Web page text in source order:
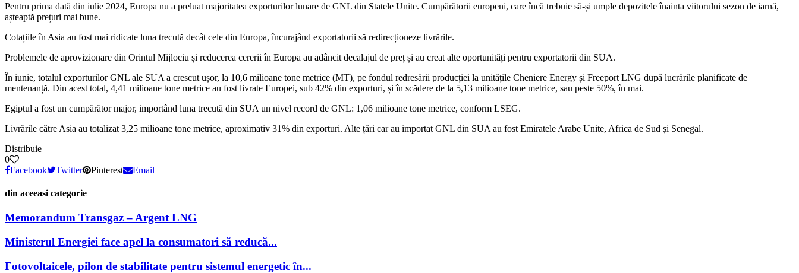
Pentru prima dată din iulie 2024, Europa nu a preluat majoritatea exporturilor lunare de GNL din Statele Unite. Cumpărătorii europeni, care încă trebuie să-și umple depozitele înainta viitorului sezon de iarnă,
așteaptă prețuri mai bune.
Cotațiile în Asia au fost mai ridicate luna trecută decât cele din Europa, încurajând exportatorii să redirecționeze livrările.
Problemele de aprovizionare din Orintul Mijlociu și reducerea cererii în Europa au adâncit decalajul de preț și au creat alte oportunități pentru exportatorii din SUA.
În iunie, totalul exporturilor GNL ale SUA a crescut ușor, la 10,6 milioane tone metrice (MT), pe fondul redresării producției la unitățile Cheniere Energy și Freeport LNG după lucrările planificate de
mentenanță. Din acest total, 4,41 milioane tone metrice au fost livrate Europei, sub 42% din exporturi, și în scădere de la 5,13 milioane tone metrice, sau peste 50%, în mai.
Egiptul a fost un cumpărător major, importând luna trecută din SUA un nivel record de GNL: 1,06 milioane tone metrice, conform LSEG.
Livrările către Asia au totalizat 3,25 milioane tone metrice, aproximativ 31% din exporturi. Alte țări car au importat GNL din SUA au fost Emiratele Arabe Unite, Africa de Sud și Senegal.
Distribuie
0
Facebook
Twitter Pinterest Email
din aceeasi categorie
Memorandum Transgaz – Argent LNG
Ministerul Energiei face apel la consumatori să reducă...
Fotovoltaicele, pilon de stabilitate pentru sistemul energetic în...